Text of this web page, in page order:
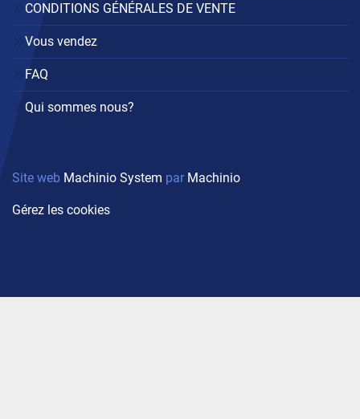
CONDITIONS GÉNÉRALES DE VENTE
Vous vendez
FAQ
Qui sommes nous?
Site web Machinio System par Machinio
Gérez les cookies